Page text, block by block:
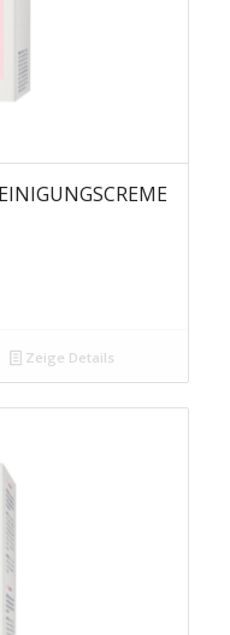
Zeige Details